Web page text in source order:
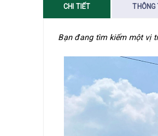
CHI TIẾT THÔNG
Bạn đang tìm kiếm một vị